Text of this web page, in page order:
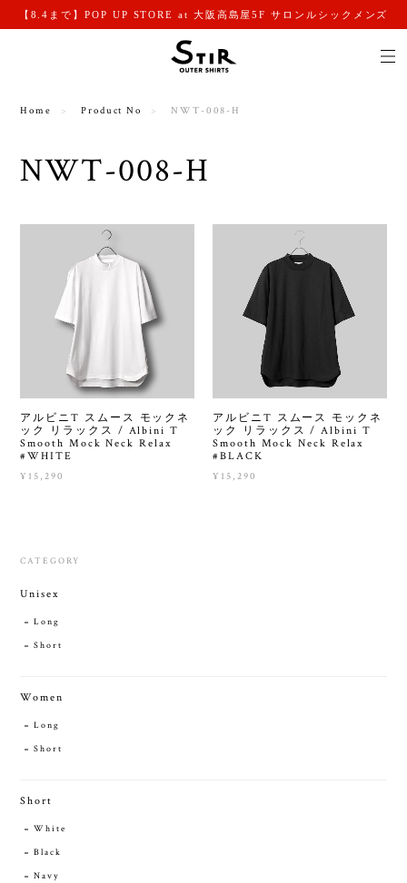
【8.4まで】POP UP STORE at 大阪高島屋5F サロンルシックメンズ
Home Product No NWT-008-H
NWT-008-H
アルビニT スムース モックネ
ック リラックス / Albini T
Smooth Mock Neck Relax
#WHITE
¥15,290
アルビニT スムース モックネ
ック リラックス / Albini T
Smooth Mock Neck Relax
#BLACK
¥15,290
CATEGORY
Unisex
Long
Short
Women
Long
Short
Short
White
Black
Navy